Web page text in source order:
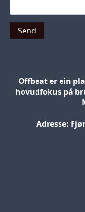
Send
Offbeat er ein
hovudfokus på
Adresse: